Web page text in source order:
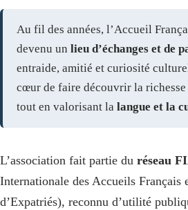
Au fil des années, l’Accueil
devenu un lieu d’échanges et de
entraide, amitié et curiosité
cœur de faire découvrir la richesse
tout en valorisant la langue et la
L’association fait partie du réseau
Internationale des Accueils Français
d’Expatriés), reconnu d’utilité